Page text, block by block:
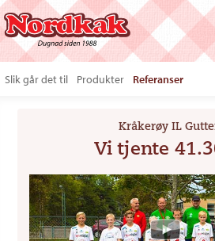
Slik går det til Produkter Referanser
Salgstips & last ned
Vanlige spørsmål
Om oss
Kontakt
Kråkerøy IL
Vi tjente